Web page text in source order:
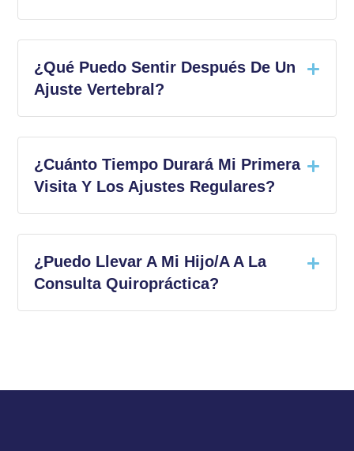
¿Qué Puedo Sentir Después De Un
Ajuste Vertebral?
¿Cuánto Tiempo Durará Mi Primera
Visita Y Los Ajustes Regulares?
¿Puedo Llevar A Mi Hijo/a A La
Consulta Quiropráctica?